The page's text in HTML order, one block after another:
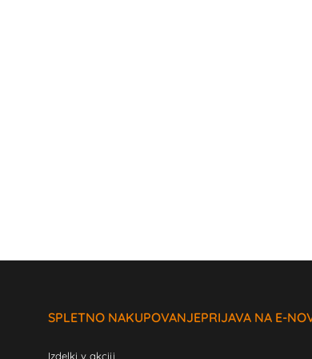
SPLETNO NAKUPOVANJE
Izdelki v akciji
PRIJAVA NA E-